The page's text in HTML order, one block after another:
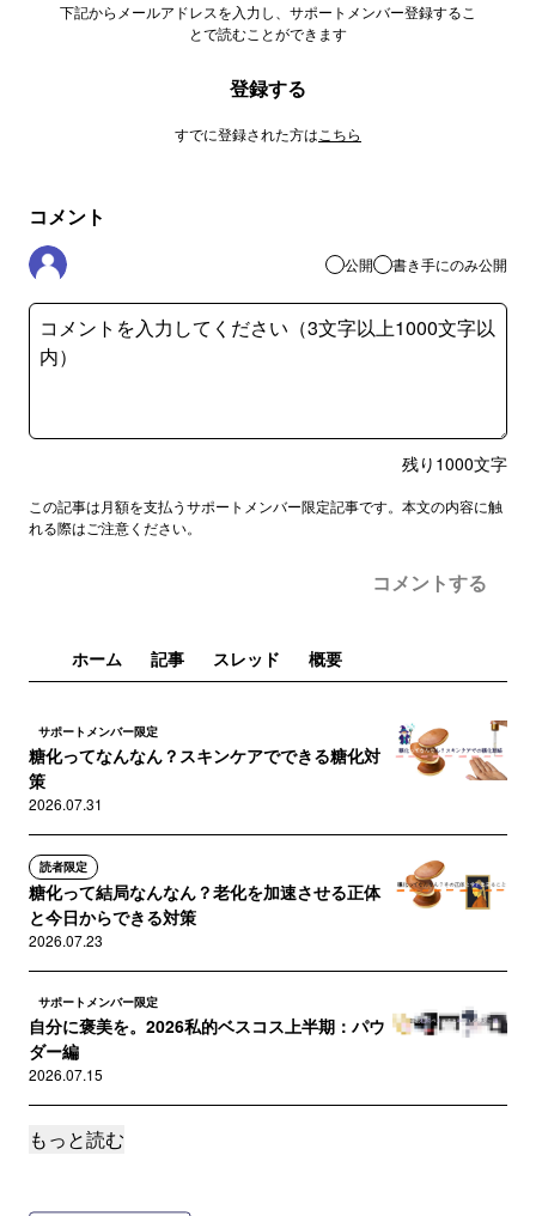
下記からメールアドレスを入力し、サポートメンバー登録するこ
とで読むことができます
登録する
すでに登録された方は こちら
コメント
公開 書き手にのみ公開
残り 1000文字
この記事は月額を支払うサポートメンバー限定記事です。本文の内容に触
れる際はご注意ください。
コメントする
ホーム 記事 スレッド 概要
サポートメンバー限定
糖化ってなんなん？スキンケアでできる糖化対
策
2026.07.31
読者限定
糖化って結局なんなん？老化を加速させる正体
と今日からできる対策
2026.07.23
サポートメンバー限定
自分に褒美を。2026私的ベスコス上半期：パウ
ダー編
2026.07.15
サポートメンバー限定
2026.07.10
もっと読む